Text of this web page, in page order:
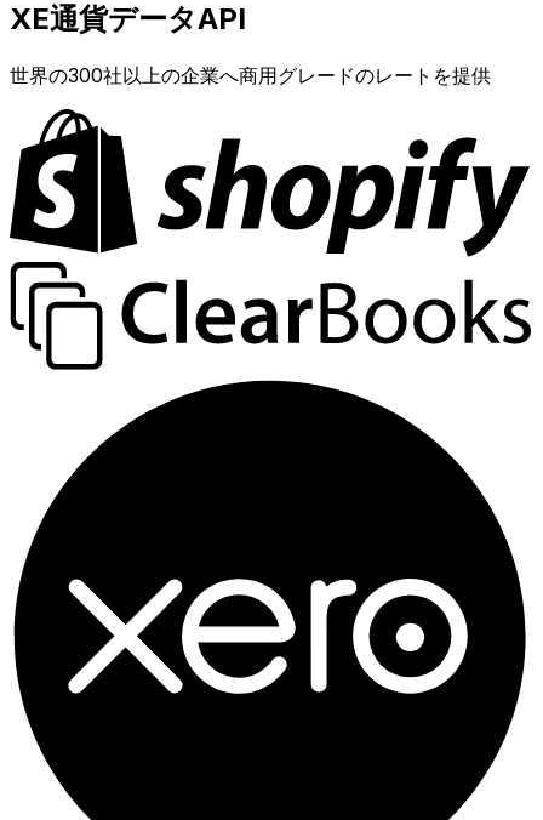
XE通貨データAPI
世界の300社以上の企業へ商用グレードのレートを提供